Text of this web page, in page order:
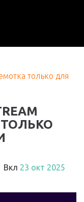
только для
ТОЛЬКО
Вкл 23 окт 2025